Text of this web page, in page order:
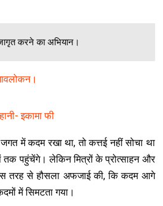
करने का अभ‍ियान।
इकामा फी
जगत में कदम रखा था, तो कत्तई नहीं सोचा था
पहुंचेंगे। लेकिन मित्रों के प्रोत्साहन और
से हौसला अफजाई की, कि कदम आगे
में सिमटता गया।